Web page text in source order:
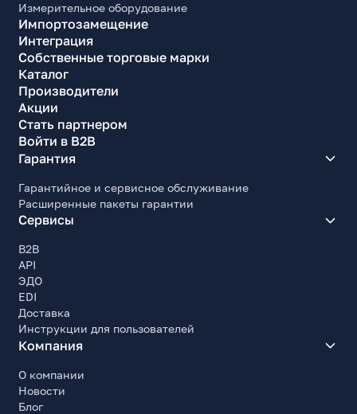
Измерительное оборудование
Импортозамещение
Интеграция
Собственные торговые марки
Каталог
Производители
Акции
Стать партнером
Войти в B2B
Гарантия
Гарантийное и сервисное обслуживание
Расширенные пакеты гарантии
Сервисы
B2B
API
ЭДО
EDI
Доставка
Инструкции для пользователей
Компания
О компании
Новости
Блог